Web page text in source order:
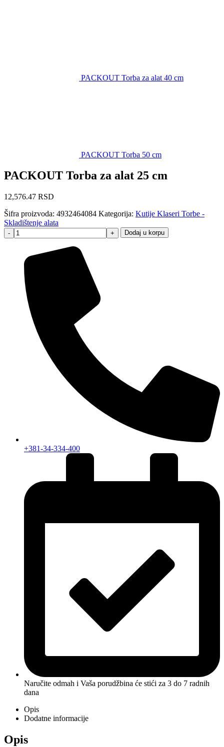
PACKOUT Torba za alat 40 cm
PACKOUT Torba 50 cm
PACKOUT Torba za alat 25 cm
12,576.47 RSD
Šifra proizvoda: 4932464084 Kategorija: Kutije Klaseri Torbe -
Skladištenje alata
- + Dodaj u korpu
+381-34-334-400
Naručite odmah i Vaša porudžbina će stići za 3 do 7 radnih
dana
Opis
Dodatne informacije
Opis